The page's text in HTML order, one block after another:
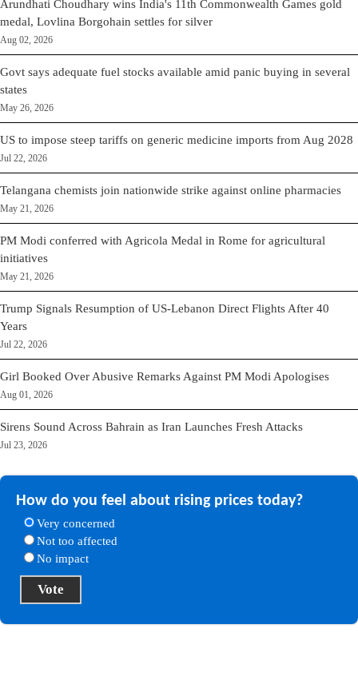
Arundhati Choudhary wins India's 11th Commonwealth Games gold
medal, Lovlina Borgohain settles for silver
Aug 02, 2026
Govt says adequate fuel stocks available amid panic buying in several
states
May 26, 2026
US to impose steep tariffs on generic medicine imports from Aug 2028
Jul 22, 2026
Telangana chemists join nationwide strike against online pharmacies
May 21, 2026
PM Modi conferred with Agricola Medal in Rome for agricultural
initiatives
May 21, 2026
Trump Signals Resumption of US-Lebanon Direct Flights After 40
Years
Jul 22, 2026
Girl Booked Over Abusive Remarks Against PM Modi Apologises
Aug 01, 2026
Sirens Sound Across Bahrain as Iran Launches Fresh Attacks
Jul 23, 2026
How do you feel about rising prices today?
Very concerned
Not too affected
No impact